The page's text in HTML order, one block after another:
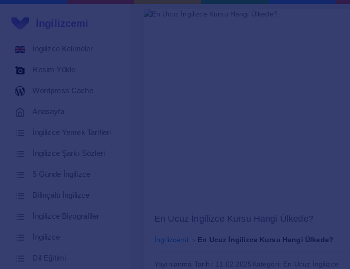
İngilizcemi
İngilizce Kelimeler
Resim Yükle
Wordpress Cache
Anasayfa
İngilizce Yemek Tarifleri
İngilizce Şarkı Sözleri
5 Günde İngilizce
Bilinçaltı İngilizce
İngilizce Biyografiler
İngilizce
Dil Eğitimi
En Ucuz İngilizce Kursu Hangi Ülkede?
İngilizcemi En Ucuz İngilizce Kursu Hangi Ülkede?
Yayınlanma Tarihi: 11.02.2025Kategori: En Ucuz İngilizce